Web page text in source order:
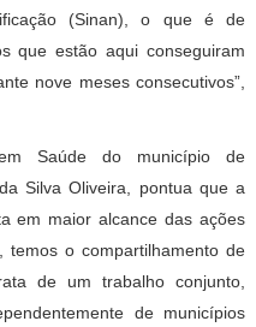
(Sinan), o que é de
que estão aqui conseguiram
nove meses consecutivos”,
Saúde do município de
Silva Oliveira, pontua que a
em maior alcance das ações
temos o compartilhamento de
de um trabalho conjunto,
de municípios